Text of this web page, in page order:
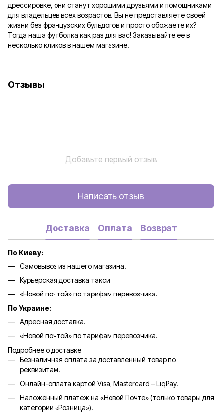
дрессировке, они станут хорошими друзьями и помощниками
для владельцев всех возрастов. Вы не представляете своей
жизни без французских бульдогов и просто обожаете их?
Тогда наша футболка как раз для вас! Заказывайте ее в
несколько кликов в нашем магазине.
Отзывы
Добавьте первый отзыв
Написать отзыв
Доставка Оплата Возврат
По Киеву:
Самовывоз из нашего магазина.
Курьерская доставка такси.
«Новой почтой» по тарифам перевозчика.
По Украине:
Адресная доставка.
«Новой почтой» по тарифам перевозчика.
Подробнее о доставке
Безналичная оплата за доставленный товар по
реквизитам.
Онлайн-оплата картой Visa, Mastercard – LiqPay.
Наложенный платеж на «Новой Почте» (только товары для
категории «Розница»).